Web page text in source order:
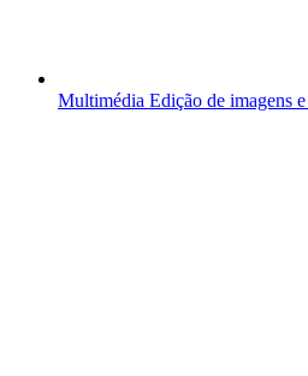
Multimédia Edição de imagens